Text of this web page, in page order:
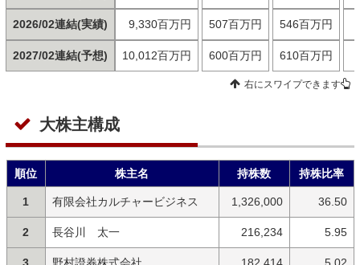
2026/02連結(実績)
2027/02連結(予想)
9,330百万円
10,012百万円
507百万円
600百万円
546百万円
610百万円
右にスワイプできます
大株主構成
順位 株主名 持株数 持株比率
1 有限会社カルチャービジネス 1,326,000 36.50
2 長谷川 太一 216,234 5.95